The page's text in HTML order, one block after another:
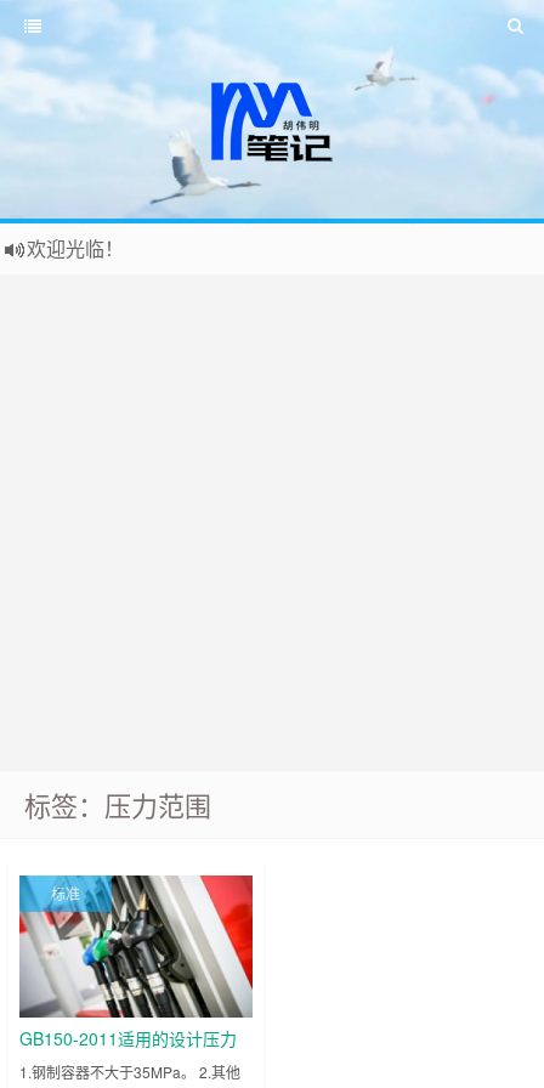
欢迎光临！
标签：压力范围
标准
GB150-2011适用的设计压力
1.钢制容器不大于35MPa。 2.其他